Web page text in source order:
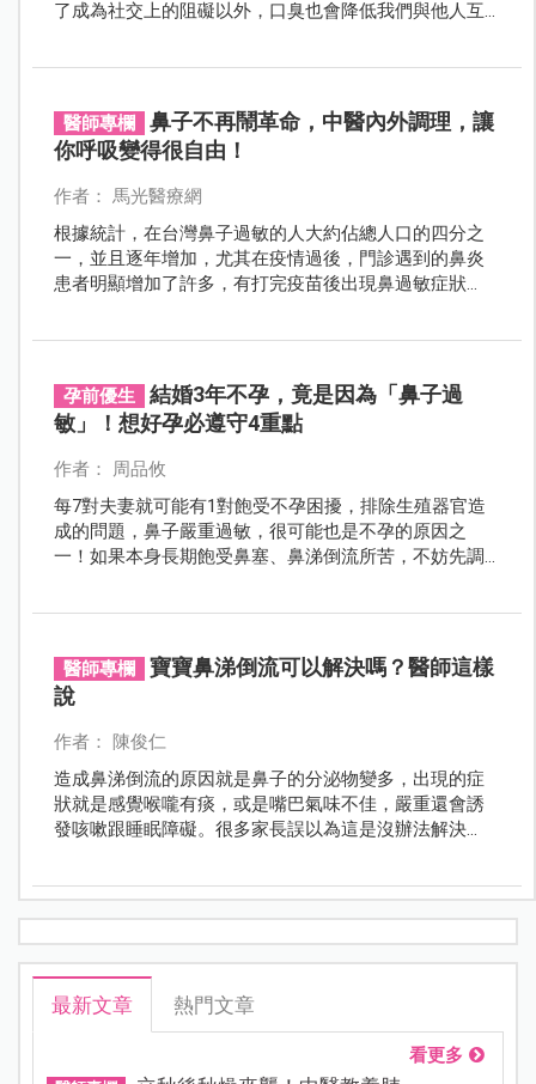
了成為社交上的阻礙以外，口臭也會降低我們與他人互
醫師專欄
鼻子不再鬧革命，中醫內外調理，讓
你呼吸變得很自由！
作者： 馬光醫療網
根據統計，在台灣鼻子過敏的人大約佔總人口的四分之
一，並且逐年增加，尤其在疫情過後，門診遇到的鼻炎
患者明顯增加了許多，有打完疫苗後出現鼻過敏症狀
孕前優生
結婚3年不孕，竟是因為「鼻子過
敏」！想好孕必遵守4重點
作者： 周品攸
每7對夫妻就可能有1對飽受不孕困擾，排除生殖器官造
成的問題，鼻子嚴重過敏，很可能也是不孕的原因之
一！如果本身長期飽受鼻塞、鼻涕倒流所苦，不妨先調
醫師專欄
寶寶鼻涕倒流可以解決嗎？醫師這樣
說
作者： 陳俊仁
造成鼻涕倒流的原因就是鼻子的分泌物變多，出現的症
狀就是感覺喉嚨有痰，或是嘴巴氣味不佳，嚴重還會誘
發咳嗽跟睡眠障礙。很多家長誤以為這是沒辦法解決
最新文章 熱門文章
看更多